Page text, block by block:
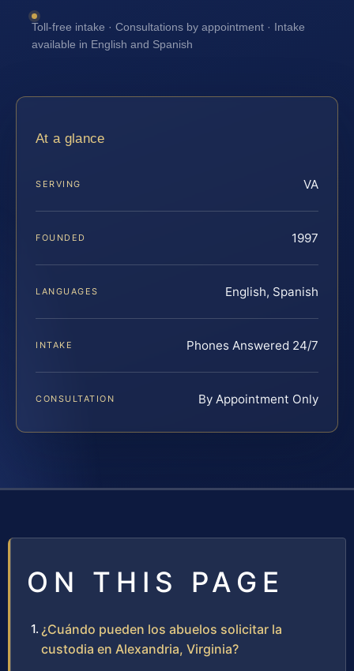
Toll-free intake · Consultations by appointment · Intake
available in English and Spanish
At a glance
SERVING VA
FOUNDED 1997
LANGUAGES English, Spanish
INTAKE Phones Answered 24/7
CONSULTATION By Appointment Only
ON THIS PAGE
¿Cuándo pueden los abuelos solicitar la
custodia en Alexandria, Virginia?